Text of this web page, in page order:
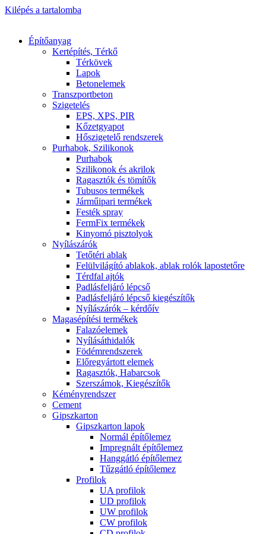
Kilépés a tartalomba
Építőanyag
Kertépítés, Térkő
Térkövek
Lapok
Betonelemek
Transzportbeton
Szigetelés
EPS, XPS, PIR
Kőzetgyapot
Hőszigetelő rendszerek
Purhabok, Szilikonok
Purhabok
Szilikonok és akrilok
Ragasztók és tömítők
Tubusos termékek
Járműipari termékek
Festék spray
FermFix termékek
Kinyomó pisztolyok
Nyílászárók
Tetőtéri ablak
Felülvilágító ablakok, ablak rolók lapostetőre
Térdfal ajtók
Padlásfeljáró lépcső
Padlásfeljáró lépcső kiegészítők
Nyílászárók – kérdőív
Magasépítési termékek
Falazóelemek
Nyílásáthidalók
Födémrendszerek
Előregyártott elemek
Ragasztók, Habarcsok
Szerszámok, Kiegészítők
Kéményrendszer
Cement
Gipszkarton
Gipszkarton lapok
Normál építőlemez
Impregnált építőlemez
Hanggátló építőlemez
Tűzgátló építőlemez
Profilok
UA profilok
UD profilok
UW profilok
CW profilok